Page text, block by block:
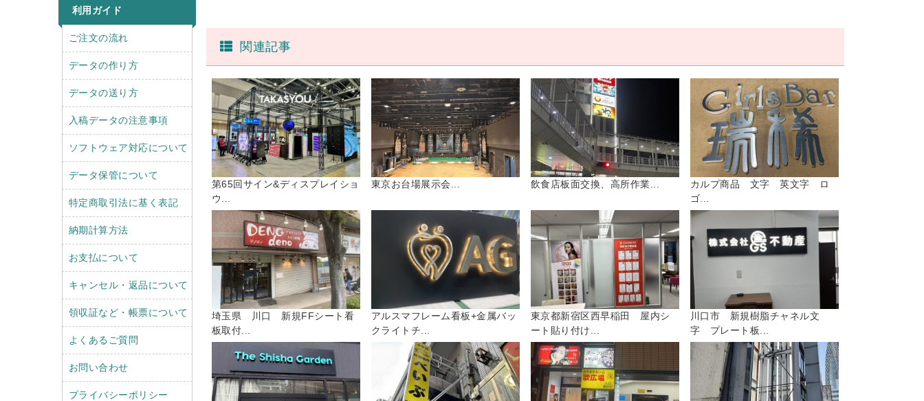
利用ガイド
r
ご注文の流れ
データの作り方
データの送り方
入稿データの注意事項
ソフトウェア対応について
データ保管について
特定商取引法に基く表記
納期計算方法
お支払について
キャンセル・返品について
領収証など・帳票について
よくあるご質問
お問い合わせ
プライバシーポリシー
関連記事
第65回サイン&ディスプレイショ
ウ...
東京お台場展示会... 飲食店板面交換、高所作業...
カルプ商品 文字 英文字 ロ
ゴ...
埼玉県 川口 新規FFシート看
板取付...
アルスマフレーム看板+金属バッ
クライトチ...
東京都新宿区西早稲田 屋内シ
ート貼り付け...
川口市 新規樹脂チャネル文
字 プレート板...